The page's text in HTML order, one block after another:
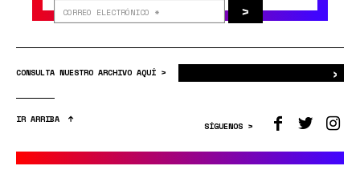
>
CONSULTA NUESTRO ARCHIVO AQUÍ > ›
IR ARRIBA
SÍGUENOS >